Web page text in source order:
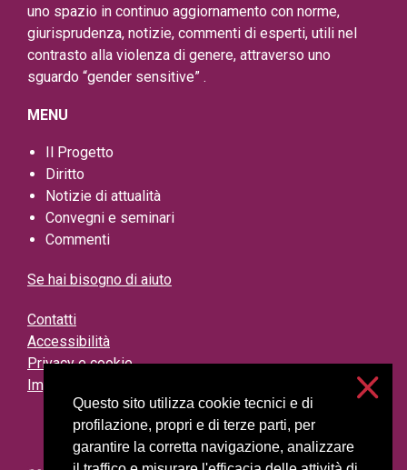
Questo sito utilizza cookie tecnici e di
profilazione, propri e di terze parti, per
garantire la corretta navigazione, analizzare
uno spazio in continuo aggiornamento con norme,
giurisprudenza, notizie, commenti di esperti, utili nel
contrasto alla violenza di genere, attraverso uno
sguardo “gender sensitive” .
MENU
Il Progetto
Diritto
Notizie di attualità
Convegni e seminari
Commenti
Se hai bisogno di aiuto
Contatti
Accessibilità
Privacy e cookie
Impostazioni cookie